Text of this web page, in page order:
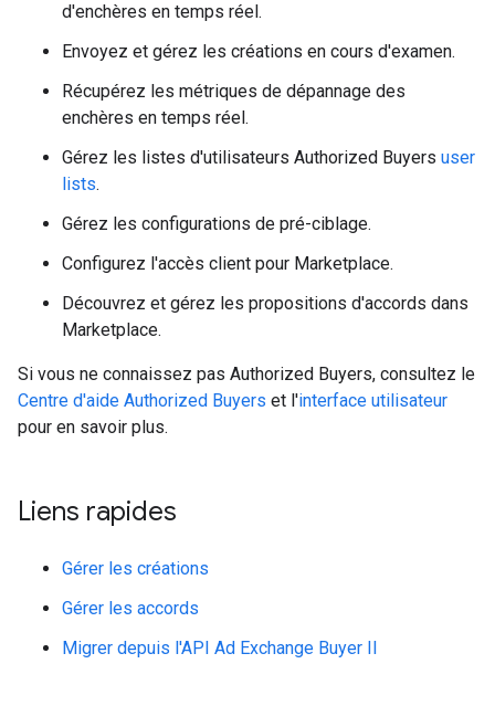
d'enchères en temps réel.
Envoyez et gérez les créations en cours d'examen.
Récupérez les métriques de dépannage des
enchères en temps réel.
Gérez les listes d'utilisateurs Authorized Buyers user
lists.
Gérez les configurations de pré-ciblage.
Configurez l'accès client pour Marketplace.
Découvrez et gérez les propositions d'accords dans
Marketplace.
Si vous ne connaissez pas Authorized Buyers, consultez le
Centre d'aide Authorized Buyers et l'interface utilisateur
pour en savoir plus.
Liens rapides
Gérer les créations
Gérer les accords
Migrer depuis l'API Ad Exchange Buyer II